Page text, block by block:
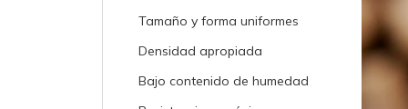
Tamaño y forma uniformes
Densidad apropiada
Bajo contenido de humedad